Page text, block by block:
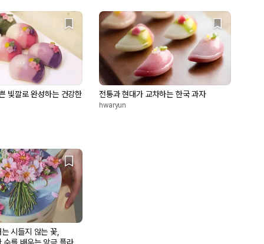
빛깔로 완성하는 건강한 전통과 현대가 교차하는 한국 과자
hwaryun
시들지 않는 꽃,